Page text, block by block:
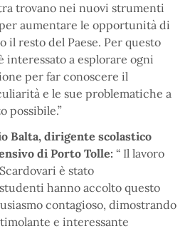
trovano nei nuovi strumenti
aumentare le opportunità di
il resto del Paese. Per questo
interessato a esplorare ogni
per far conoscere il
e le sue problematiche a
possibile.”
Balta, dirigente scolastico
di Porto Tolle: “ Il lavoro
è stato
hanno accolto questo
contagioso, dimostrando
e interessante